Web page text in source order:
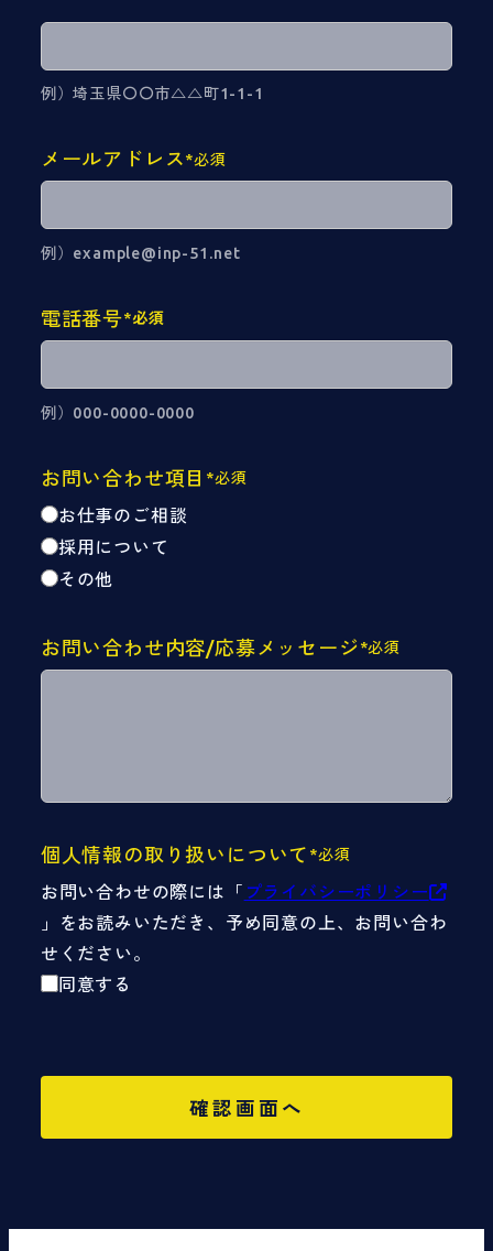
例）埼玉県〇〇市△△町1-1-1
メールアドレス*必須
例）example@inp-51.net
電話番号*必須
例）000-0000-0000
お問い合わせ項目 *必須
お仕事のご相談
採用について
その他
お問い合わせ内容/応募メッセージ *必須
個人情報の取り扱いについて *必須
お問い合わせの際には「 プライバシーポリシー
」をお読みいただき、予め同意の上、お問い合わ
せください。
同意する
確認画面へ